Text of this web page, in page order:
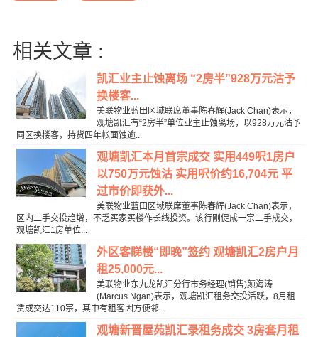
相关文章 :
凯汇业主止蚀离场 “2房半”928万元沽予
换楼客...
美联物业蓝田区域联席董事陈春辉(Jack Chan)表示，
观塘凯汇有“2房半”单位业主止蚀离场，以928万元沽予
同区换楼客，持货四年帐面蚀逾...
观塘凯汇本月首宗成交 实用449呎1房户
以750万元蚀沽 实用呎价约16,704元 平
过市价即获外...
美联物业蓝田区域联席董事陈春辉(Jack Chan)表示，
区内二手交投趋增，不乏买家买楼作长线投资。该行刚促成一宗二手成交，
观塘凯汇1房单位...
外区客睇楼“即晚”签约 观塘凯汇2房户月
租25,000元...
美联物业东九龙凯汇分行市务经理(销售)颜海涛
(Marcus Ngan)表示，观塘凯汇租务交投活跃，8月租
赁成交达110宗，其中有租客因方便邻...
观塘新晋屋苑凯汇录租务成交 3房套月租